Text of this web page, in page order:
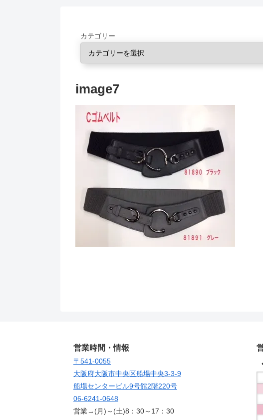
カテゴリー
image7
営業時間・情報
〒541-0055
大阪府大阪市中央区船場中央3-3-9
船場センタービル9号館2階220号
06-6241-0648
営業→(月)～(土)8：30～17：30